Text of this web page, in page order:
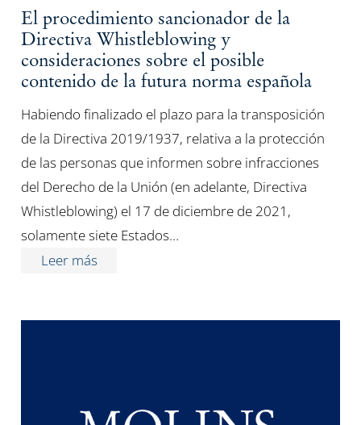
El procedimiento sancionador de la
Directiva Whistleblowing y
consideraciones sobre el posible
contenido de la futura norma española
Habiendo finalizado el plazo para la transposición
de la Directiva 2019/1937, relativa a la protección
de las personas que informen sobre infracciones
del Derecho de la Unión (en adelante, Directiva
Whistleblowing) el 17 de diciembre de 2021,
solamente siete Estados…
Leer más